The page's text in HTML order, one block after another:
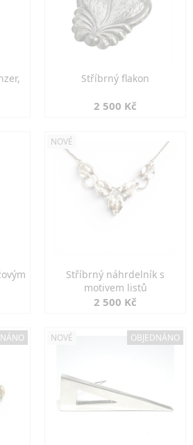
Stříbrný flakon
2 500 Kč
NOVÉ
Stříbrný náhrdelník s
motivem listů
2 500 Kč
NOVÉ OBJEDNÁNO